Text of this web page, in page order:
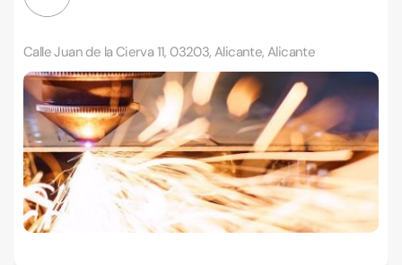
Calle Juan de la Cierva 11, 03203, Alicante, Alicante